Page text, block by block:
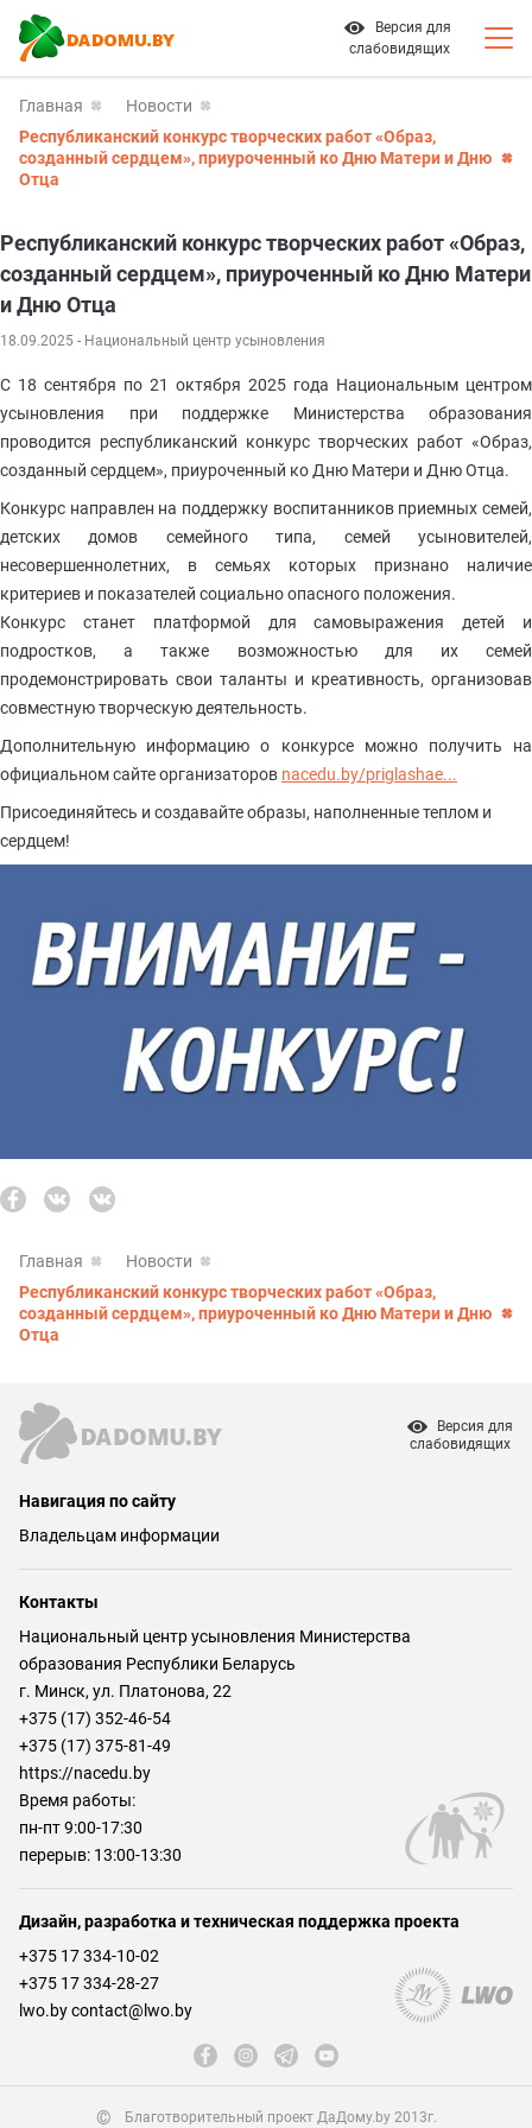
Версия для
слабовидящих
Главная
Новости
Республиканский конкурс творческих работ «Образ,
созданный сердцем», приуроченный ко Дню Матери и Дню
Отца
Республиканский конкурс творческих работ «Образ,
созданный сердцем», приуроченный ко Дню Матери
и Дню Отца
18.09.2025 - Национальный центр усыновления
С 18 сентября по 21 октября 2025 года Национальным центром
усыновления при поддержке Министерства образования
проводится республиканский конкурс творческих работ «Образ,
созданный сердцем», приуроченный ко Дню Матери и Дню Отца.
Конкурс направлен на поддержку воспитанников приемных семей,
детских домов семейного типа, семей усыновителей,
несовершеннолетних, в семьях которых признано наличие
критериев и показателей социально опасного положения.
Конкурс станет платформой для самовыражения детей и
подростков, а также возможностью для их семей
продемонстрировать свои таланты и креативность, организовав
совместную творческую деятельность.
Дополнительную информацию о конкурсе можно получить на
официальном сайте организаторов nacedu.by/priglashae...
Присоединяйтесь и создавайте образы, наполненные теплом и
сердцем!
Главная
Новости
Республиканский конкурс творческих работ «Образ,
созданный сердцем», приуроченный ко Дню Матери и Дню
Отца
Версия для
слабовидящих
Навигация по сайту
Владельцам информации
Контакты
Национальный центр усыновления Министерства
образования Республики Беларусь
г. Минск, ул. Платонова, 22
+375 (17) 352-46-54
+375 (17) 375-81-49
https://nacedu.by
Время работы:
пн-пт 9:00-17:30
перерыв: 13:00-13:30
Дизайн, разработка и техническая поддержка проекта
+375 17 334-10-02
+375 17 334-28-27
lwo.by contact@lwo.by
© Благотворительный проект ДаДому.by 2013г.